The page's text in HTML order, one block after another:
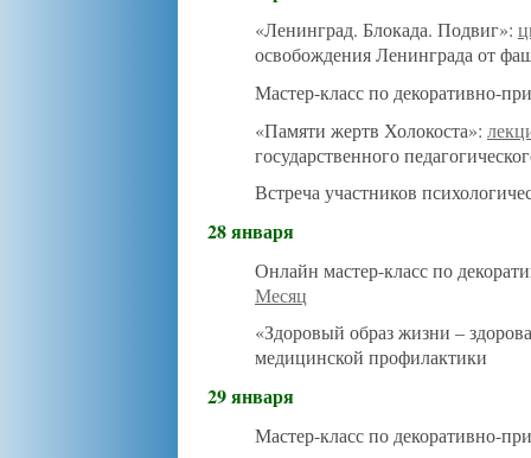
«Ленинград. Блокада. Подвиг»:
освобождения Ленинграда от
Мастер-класс по декоративно-
«Памяти жертв Холокоста»:
государственного
Встреча участников
28 января
Онлайн мастер-класс по
Месяц
«Здоровый образ жизни –
медицинской профилактики
29 января
Мастер-класс по декоративно-